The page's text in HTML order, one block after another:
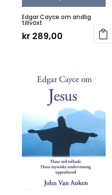
Edgar Cayce om andlig
tillväxt
kr289,00